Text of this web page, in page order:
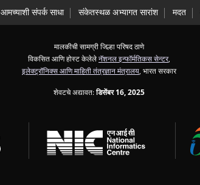
आमच्याशी संपर्क साधा संकेतस्थळ अभ्यागत सारांश मदत
मालकीची सामग्री जिल्हा परिषद ठाणे
विकसित आणि होस्ट केलेलेनॅशनल इन्फॉर्मतिकस सेन्टर,
इलेक्ट्रॉनिक्स आणि माहिती तंत्रज्ञान मंत्रालय , भारत सरकार
शेवटचे अद्यावत:डिसेंबर 16, 2025